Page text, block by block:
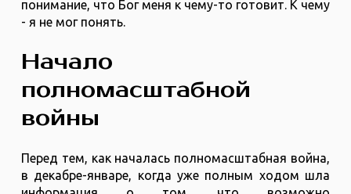
понимание, что Бог меня к чему-то готовит. К чему
- я не мог понять.
Начало
полномасштабной
войны
Перед тем, как началась полномасштабная война,
в декабре-январе, когда уже полным ходом шла